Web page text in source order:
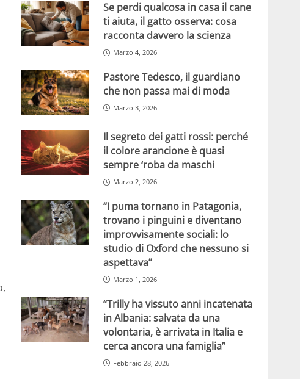
Se perdi qualcosa in casa il cane
ti aiuta, il gatto osserva: cosa
racconta davvero la scienza
Marzo 4, 2026
Pastore Tedesco, il guardiano
che non passa mai di moda
Marzo 3, 2026
Il segreto dei gatti rossi: perché
il colore arancione è quasi
sempre ‘roba da maschi
Marzo 2, 2026
“I puma tornano in Patagonia,
trovano i pinguini e diventano
improvvisamente sociali: lo
studio di Oxford che nessuno si
aspettava”
Marzo 1, 2026
“Trilly ha vissuto anni incatenata
in Albania: salvata da una
volontaria, è arrivata in Italia e
cerca ancora una famiglia”
Febbraio 28, 2026